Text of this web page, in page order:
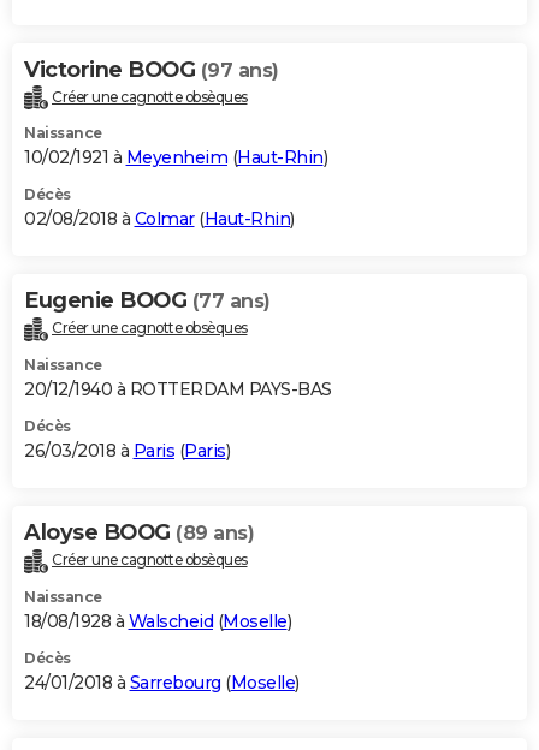
Victorine BOOG (97 ans)
Créer une cagnotte obsèques
Naissance
10/02/1921 à Meyenheim (Haut-Rhin)
Décès
02/08/2018 à Colmar(Haut-Rhin)
Eugenie BOOG (77 ans)
Créer une cagnotte obsèques
Naissance
20/12/1940 à ROTTERDAM PAYS-BAS
Décès
26/03/2018 à Paris (Paris)
Aloyse BOOG (89 ans)
Créer une cagnotte obsèques
Naissance
18/08/1928 à Walscheid (Moselle)
Décès
24/01/2018 à Sarrebourg (Moselle)